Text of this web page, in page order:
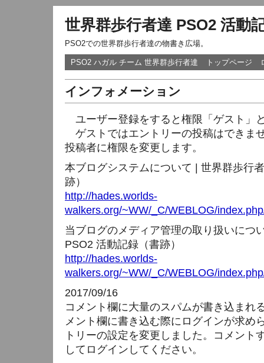
世界群歩行者達 PSO2 活動
PSO2での世界群歩行者達の物書き広場。
PSO2 ハガル チーム 世界群歩行者達 トップページ
インフォメーション
ユーザー登録をすると権限「ゲスト」
ゲストではエントリーの投稿はできま
投稿者に権限を変更します。
本ブログシステムについて | 世界群歩行
跡）
http://hades.worlds-
walkers.org/~WW/_C/WEBLOG/
当ブログのメディア管理の取り扱いにつ
PSO2 活動記録（書跡）
http://hades.worlds-
walkers.org/~WW/_C/WEBLOG/
2017/09/16
コメント欄に大量のスパムが書き込まれ
メント欄に書き込む際にログインが求め
トリーの設定を変更しました。コメント
してログインしてください。